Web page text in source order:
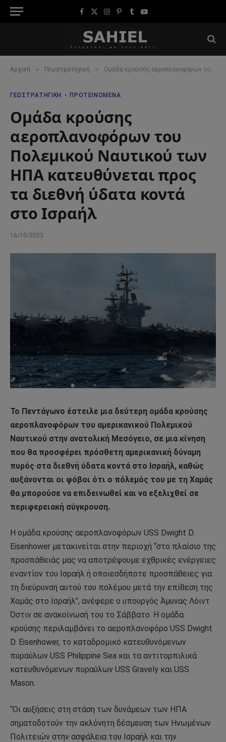
Facebook
X
Instagram
Pinterest
TumblrYouTube
Αρχική » Γεωστρατηγική » Ομάδα κρούσης αεροπλανοφόρων του Πολεμικού Ναυτικού των ΗΠΑ κατευθύνεται προς τα διεθνή ύδατα κοντά στο Ισραήλ
ΓΕΩΣΤΡΑΤΗΓΙΚΉ ΠΡΟΤΕΙΝΌΜΕΝΑ
Ομάδα κρούσης
αεροπλανοφόρων του
Πολεμικού Ναυτικού των
ΗΠΑ κατευθύνεται προς
τα διεθνή ύδατα κοντά
στο Ισραήλ
16/10/2023
Το Πεντάγωνο έστειλε μια δεύτερη ομάδα κρούσης
αεροπλανοφόρων του αμερικανικού Πολεμικού
Ναυτικού στην ανατολική Μεσόγειο, σε μια κίνηση
που θα προσφέρει πρόσθετη αμερικανική δύναμη
πυρός στα διεθνή ύδατα κοντά στο Ισραήλ, καθώς
αυξάνονται οι φόβοι ότι ο πόλεμός του με τη Χαμάς
θα μπορούσε να επιδεινωθεί και να εξελιχθεί σε
περιφερειακή σύγκρουση.
Η ομάδα κρούσης αεροπλανοφόρων USS Dwight D.
Eisenhower μετακινείται στην περιοχή “στο πλαίσιο της
προσπάθειάς μας να αποτρέψουμε εχθρικές ενέργειες
εναντίον του Ισραήλ ή οποιεσδήποτε προσπάθειες για
τη διεύρυνση αυτού του πολέμου μετά την επίθεση της
Χαμάς στο Ισραήλ”, ανέφερε ο υπουργός Άμυνας Λόιντ
Όστιν σε ανακοίνωσή του το Σάββατο. Η ομάδα
κρούσης περιλαμβάνει το αεροπλανοφόρο USS Dwight
D. Eisenhower, το καταδρομικό κατευθυνόμενων
πυραύλων USS Philippine Sea και τα αντιτορπιλικά
κατευθυνόμενων πυραύλων USS Gravely και USS
Mason.
“Οι αυξήσεις στη στάση των δυνάμεων των ΗΠΑ
σηματοδοτούν την ακλόνητη δέσμευση των Ηνωμένων
Πολιτειών στην ασφάλεια του Ισραήλ και την